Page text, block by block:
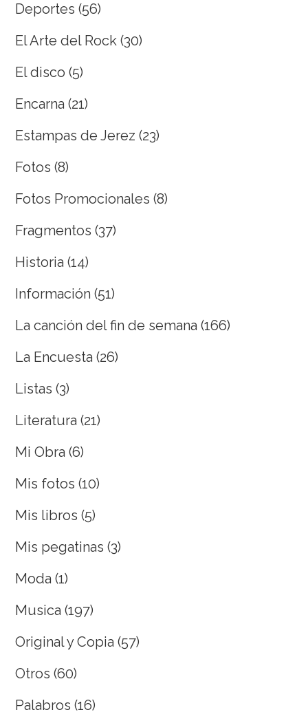
Deportes (56)
El Arte del Rock (30)
El disco (5)
Encarna (21)
Estampas de Jerez (23)
Fotos (8)
Fotos Promocionales (8)
Fragmentos (37)
Historia (14)
Información (51)
La canción del fin de semana (166)
La Encuesta (26)
Listas (3)
Literatura (21)
Mi Obra (6)
Mis fotos (10)
Mis libros (5)
Mis pegatinas (3)
Moda (1)
Musica (197)
Original y Copia (57)
Otros (60)
Palabros (16)